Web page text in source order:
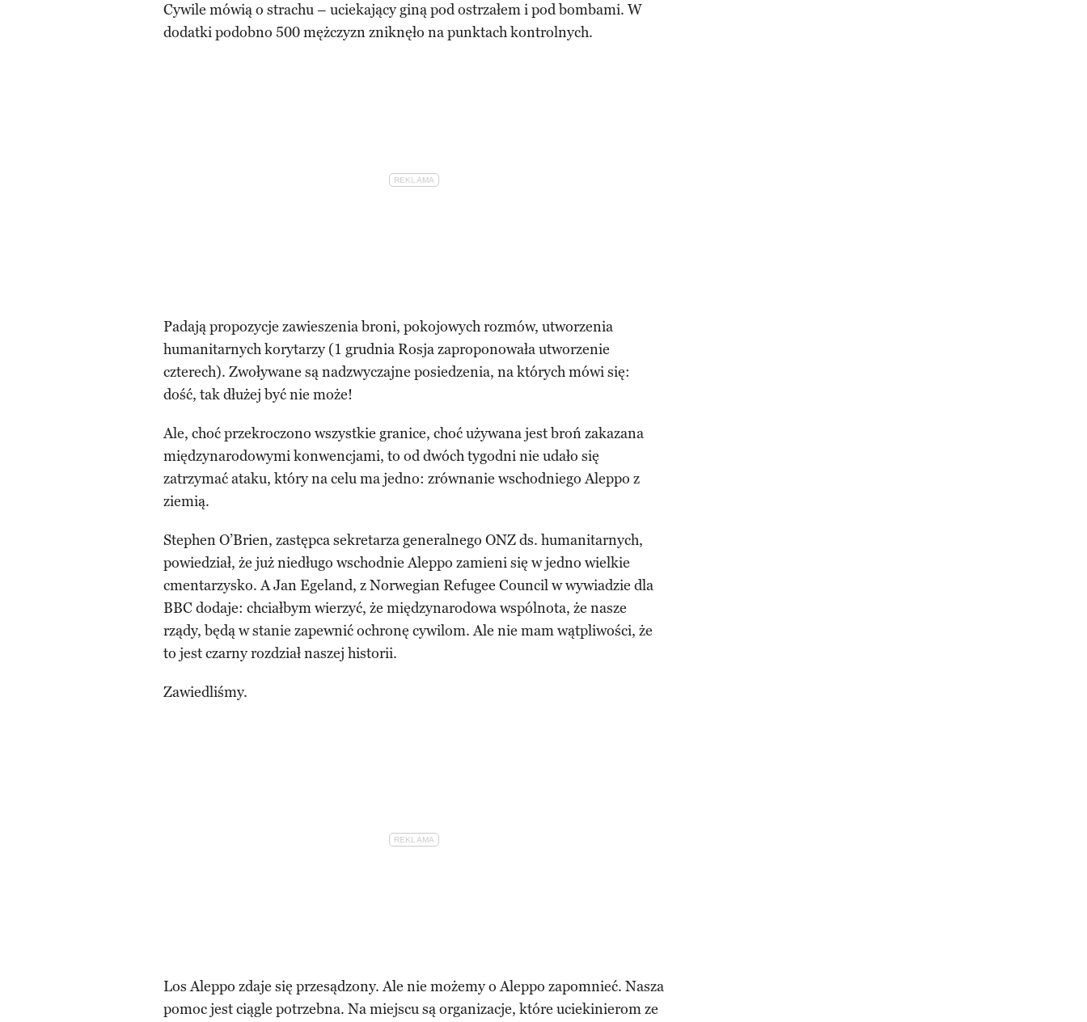
Cywile mówią o strachu – uciekający giną pod ostrzałem i pod bombami. W
dodatki podobno 500 mężczyzn zniknęło na punktach kontrolnych.
Padają propozycje zawieszenia broni, pokojowych rozmów, utworzenia
humanitarnych korytarzy (1 grudnia Rosja zaproponowała utworzenie
czterech). Zwoływane są nadzwyczajne posiedzenia, na których mówi się:
dość, tak dłużej być nie może!
Ale, choć przekroczono wszystkie granice, choć używana jest broń zakazana
międzynarodowymi konwencjami, to od dwóch tygodni nie udało się
zatrzymać ataku, który na celu ma jedno: zrównanie wschodniego Aleppo z
ziemią.
Stephen O’Brien, zastępca sekretarza generalnego ONZ ds. humanitarnych,
powiedział, że już niedługo wschodnie Aleppo zamieni się w jedno wielkie
cmentarzysko. A Jan Egeland, z Norwegian Refugee Council w wywiadzie dla
BBC dodaje: chciałbym wierzyć, że międzynarodowa wspólnota, że nasze
rządy, będą w stanie zapewnić ochronę cywilom. Ale nie mam wątpliwości, że
to jest czarny rozdział naszej historii.
Zawiedliśmy.
Los Aleppo zdaje się przesądzony. Ale nie możemy o Aleppo zapomnieć. Nasza
pomoc jest ciągle potrzebna. Na miejscu są organizacje, które uciekinierom ze